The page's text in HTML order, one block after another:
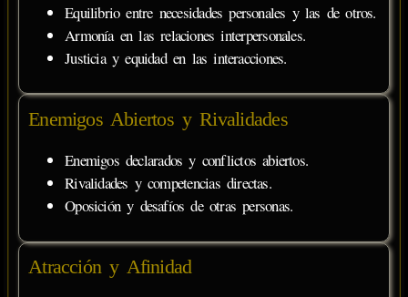
Equilibrio entre necesidades personales y las de otros.
Armonía en las relaciones interpersonales.
Justicia y equidad en las interacciones.
Enemigos Abiertos y Rivalidades
Enemigos declarados y conflictos abiertos.
Rivalidades y competencias directas.
Oposición y desafíos de otras personas.
Atracción y Afinidad